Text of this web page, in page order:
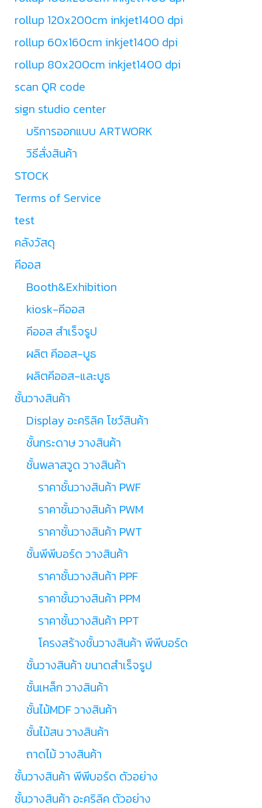
rollup 120x200cm inkjet1400 dpi
rollup 60x160cm inkjet1400 dpi
rollup 80x200cm inkjet1400 dpi
scan QR code
sign studio center
บริการออกแบบ ARTWORK
วิธีสั่งสินค้า
STOCK
Terms of Service
test
คลังวัสดุ
คีออส
Booth&Exhibition
kiosk-คีออส
คีออส สำเร็จรูป
ผลิต คีออส-บูธ
ผลิตคีออส-และบูธ
ชั้นวางสินค้า
Display อะคริลิค โชว์สินค้า
ชั้นกระดาษ วางสินค้า
ชั้นพลาสวูด วางสินค้า
ราคาชั้นวางสินค้า PWF
ราคาชั้นวางสินค้า PWM
ราคาชั้นวางสินค้า PWT
ชั้นพีพีบอร์ด วางสินค้า
ราคาชั้นวางสินค้า PPF
ราคาชั้นวางสินค้า PPM
ราคาชั้นวางสินค้า PPT
โครงสร้างชั้นวางสินค้า พีพีบอร์ด
ชั้นวางสินค้า ขนาดสำเร็จรูป
ชั้นเหล็ก วางสินค้า
ชั้นไม้MDF วางสินค้า
ชั้นไม้สน วางสินค้า
ถาดไม้ วางสินค้า
ชั้นวางสินค้า พีพีบอร์ด ตัวอย่าง
ชั้นวางสินค้า อะคริลิค ตัวอย่าง